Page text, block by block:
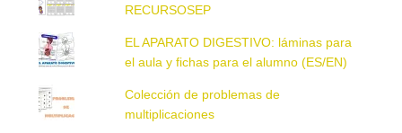
RECURSOSEP
EL APARATO DIGESTIVO: láminas para
el aula y fichas para el alumno (ES/EN)
Colección de problemas de
multiplicaciones